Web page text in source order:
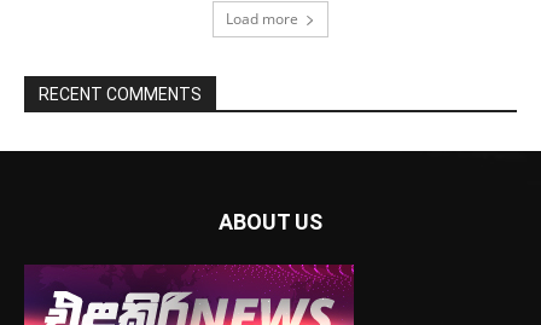
Load more
RECENT COMMENTS
ABOUT US